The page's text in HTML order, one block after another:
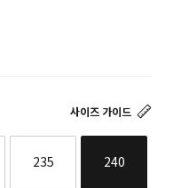
사이즈 가이드
235 240